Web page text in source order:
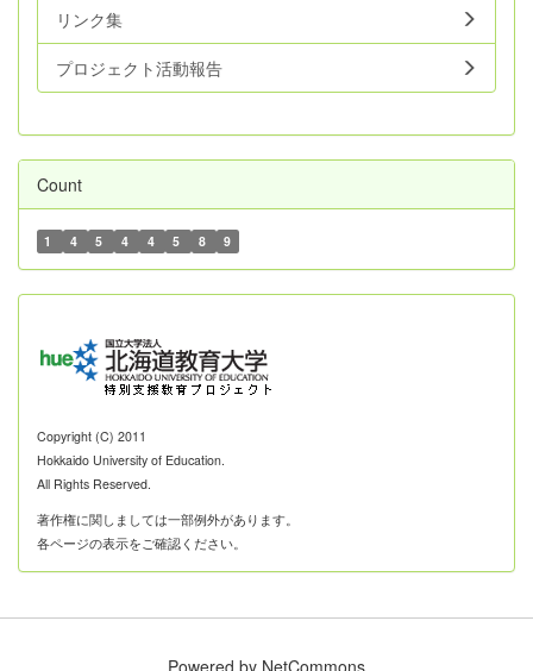
リンク集
プロジェクト活動報告
Count
1 4 5 4 4 5 8 9
Copyright (C) 2011
Hokkaido University of Education.
All Rights Reserved.
著作権に関しましては一部例外があります。
各ページの表示をご確認ください。
Powered by NetCommons